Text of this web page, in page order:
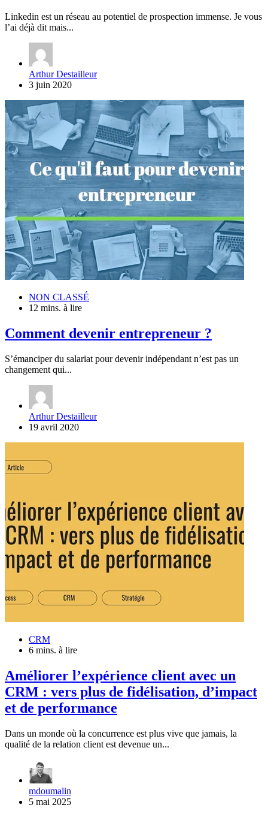
Linkedin est un réseau au potentiel de prospection immense. Je vous
l’ai déjà dit mais...
Arthur Destailleur
3 juin 2020
NON CLASSÉ
12 mins. à lire
Comment devenir entrepreneur ?
S’émanciper du salariat pour devenir indépendant n’est pas un
changement qui...
Arthur Destailleur
19 avril 2020
CRM
6 mins. à lire
Améliorer l’expérience client avec un
CRM : vers plus de fidélisation, d’impact
et de performance
Dans un monde où la concurrence est plus vive que jamais, la
qualité de la relation client est devenue un...
mdoumalin
5 mai 2025